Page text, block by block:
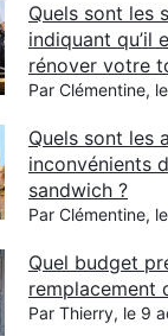
Quels sont les
indiquant qu’il
rénover votre
Par Clémentine,
Quels sont les
inconvénients
sandwich ?
Par Clémentine,
Quel budget
remplacement
Par Thierry, le 9